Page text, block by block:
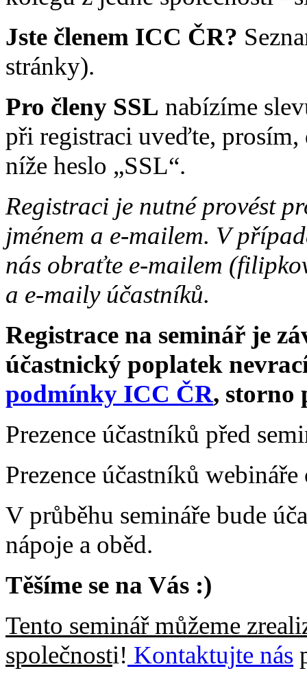
Jste členem ICC ČR?
stránky).
Pro členy SSL nabízíme
při registraci uveďte,
níže heslo „SSL“.
Registraci je nutné provést
jménem a e-mailem. V
nás obraťte e-mailem
a e-maily účastníků.
Registrace na seminář je
účastnický poplatek
podmínky ICC ČR, storno
Prezence účastníků před
Prezence účastníků
V průběhu semináře bude
nápoje a oběd.
Těšíme se na Vás :)
Tento seminář můžeme
společnosti! Kontaktujte nás